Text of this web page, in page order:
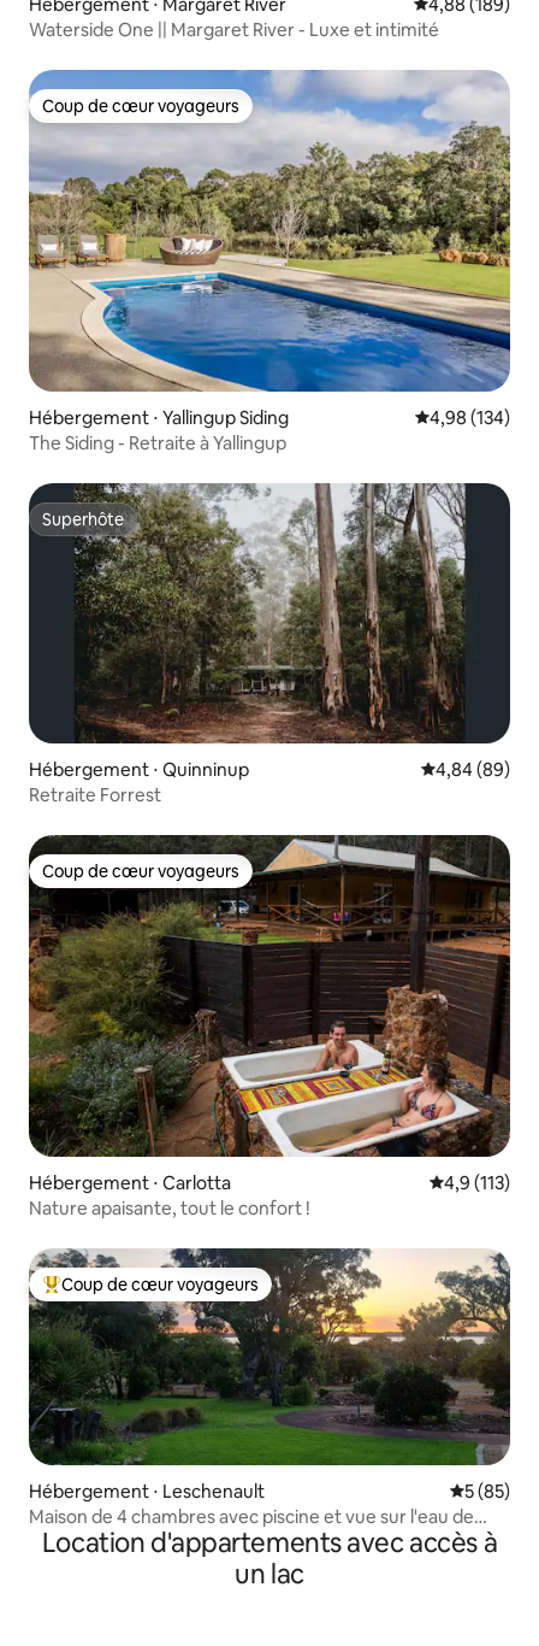
Waterside One || Margaret River - Luxe et intimité
Coup de cœur voyageurs
Coup de cœur voyageurs
Hébergement ⋅ Yallingup Siding Évaluation
4,98 (134)
The Siding - Retraite à Yallingup
Superhôte
Superhôte
Hébergement ⋅ Quinninup Évaluation
4,84 (89)
Retraite Forrest
Coup de cœur voyageurs
Coup de cœur voyageurs
Hébergement ⋅ Carlotta Évaluation
4,9 (113)
Nature apaisante, tout le confort !
Coups de cœur voyageurs les plus appréciés
Coup de cœur voyageurs
Hébergement ⋅ Leschenault
5 (85)
Maison de 4 chambres avec piscine et vue sur l'eau de
l'estuaire
Location d'appartements avec accès à
un lac